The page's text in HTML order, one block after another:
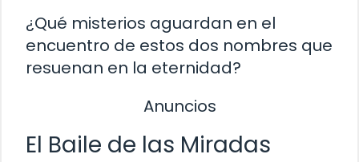
¿Qué misterios aguardan en el
encuentro de estos dos nombres que
resuenan en la eternidad?
Anuncios
El Baile de las Miradas